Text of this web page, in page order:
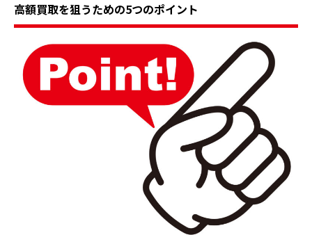
高額買取を狙うための5つのポイント